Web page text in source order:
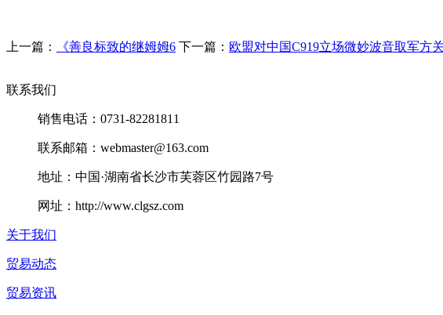
上一篇： 《善良标致的继姆姆6 下一篇： 欧盟对中国C919立场微妙波音取军方
联系我们
销售电话：0731-82281811
联系邮箱：webmaster@163.com
地址：中国·湖南省长沙市芙蓉区竹园路7号
网址：http://www.clgsz.com
关于我们
贸易动态
贸易资讯